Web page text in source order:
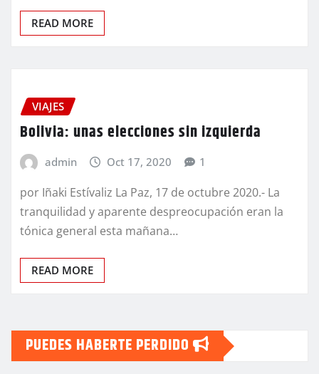
READ MORE
VIAJES
Bolivia: unas elecciones sin izquierda
admin Oct 17, 2020 1
por Iñaki Estívaliz La Paz, 17 de octubre 2020.- La
tranquilidad y aparente despreocupación eran la
tónica general esta mañana…
READ MORE
PUEDES HABERTE PERDIDO